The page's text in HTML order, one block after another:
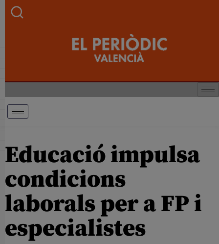
Educació impulsa
condicions
laborals per a FP i
especialistes